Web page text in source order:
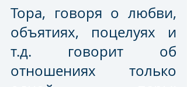
Тора, говоря о любви,
объятиях, поцелуях и
т.д. говорит об
отношениях только